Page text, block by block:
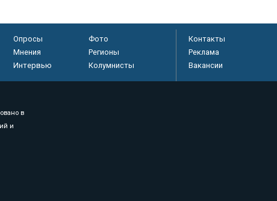
Опросы
Фото
Мнения
Регионы
Интервью Колумнисты
Контакты
Реклама
Вакансии
в
и